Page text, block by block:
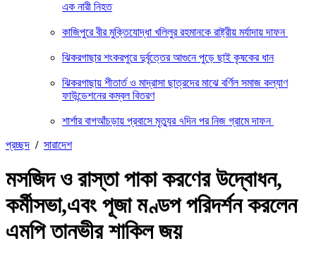
এক নারী নিহত
কাজিপুরে বীর মুক্তিযোদ্ধা খলিলুর রহমানকে রাষ্ট্রীয় মর্যাদায় দাফন
ঝিকরগাছার শংকরপুরে দুর্বৃত্তের আগুনে পুড়ে ছাই কৃষকের ধান
ঝিকরগাছায় শীতার্ত ও মাদ্রাসা ছাত্রদের মাঝে বর্ণিল সমাজ কল্যাণ
ফাউন্ডেশনের কম্বল বিতরণ
শার্শার বাগআঁচড়ায় প্রবাসে মৃত্যুর ৭দিন পর নিজ গ্রামে দাফন
প্রচ্ছদ / সারাদেশ
মসজিদ ও রাস্তা পাকা করণের উদ্বোধন,
কর্মীসভা,এবং পূজা মণ্ডপ পরিদর্শন করলেন
এমপি তানভীর শাকিল জয়